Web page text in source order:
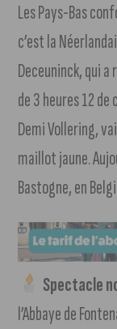
Les Pays-Bas
c’est la
Deceuninck, qui
de 3 heures 12
Demi Vollering,
maillot jaune.
Bastogne, en
Spectacle
l’Abbaye de